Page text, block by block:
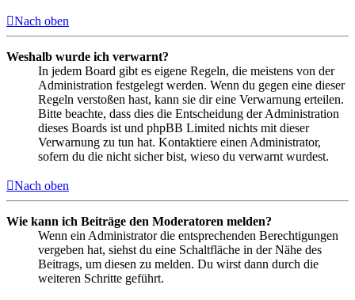
Nach oben
Weshalb wurde ich verwarnt?
In jedem Board gibt es eigene Regeln, die meistens von der
Administration festgelegt werden. Wenn du gegen eine dieser
Regeln verstoßen hast, kann sie dir eine Verwarnung erteilen.
Bitte beachte, dass dies die Entscheidung der Administration
dieses Boards ist und phpBB Limited nichts mit dieser
Verwarnung zu tun hat. Kontaktiere einen Administrator,
sofern du die nicht sicher bist, wieso du verwarnt wurdest.
Nach oben
Wie kann ich Beiträge den Moderatoren melden?
Wenn ein Administrator die entsprechenden Berechtigungen
vergeben hat, siehst du eine Schaltfläche in der Nähe des
Beitrags, um diesen zu melden. Du wirst dann durch die
weiteren Schritte geführt.